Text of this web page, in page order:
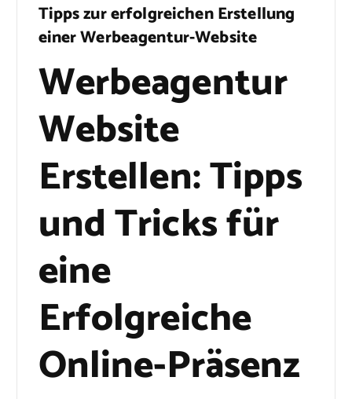
Tipps zur erfolgreichen Erstellung
einer Werbeagentur-Website
Werbeagentur
Website
Erstellen: Tipps
und Tricks für
eine
Erfolgreiche
Online-Präsenz